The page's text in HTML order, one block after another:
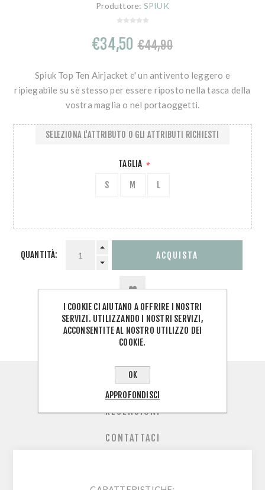
Produttore: SPIUK
€34,50 €44,90
Spiuk Top Ten Airjacket e' un antivento leggero e
ripiegabile su sè stesso per essere riposto nella tasca della
vostra maglia o nel portaoggetti.
TAGLIA *
S M L
SELEZIONA L'ATTRIBUTO O GLI ATTRIBUTI RICHIESTI
QUANTITÀ:
PANORAMICA
RECENSIONI
CONTATTACI
I COOKIE CI AIUTANO A OFFRIRE I NOSTRI
SERVIZI. UTILIZZANDO I NOSTRI SERVIZI,
ACCONSENTITE AL NOSTRO UTILIZZO DEI
COOKIE.
OK
APPROFONDISCI